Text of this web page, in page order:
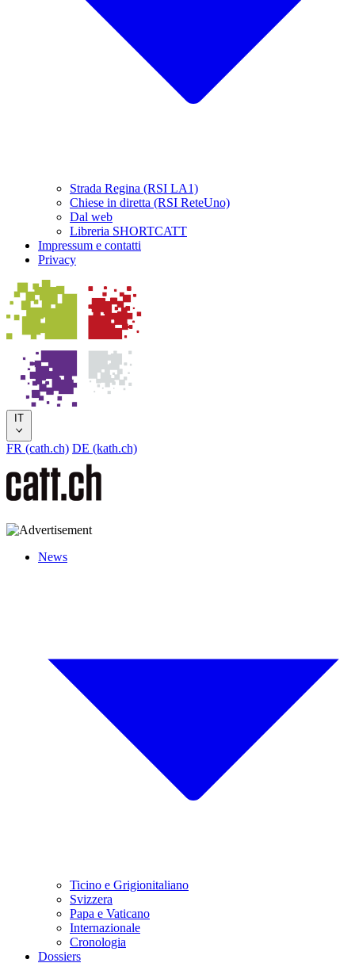
Strada Regina (RSI LA1)
Chiese in diretta (RSI ReteUno)
Dal web
Libreria SHORTCATT
Impressum e contatti
Privacy
IT
FR (cath.ch) DE (kath.ch)
News
Ticino e Grigionitaliano
Svizzera
Papa e Vaticano
Internazionale
Cronologia
Dossiers